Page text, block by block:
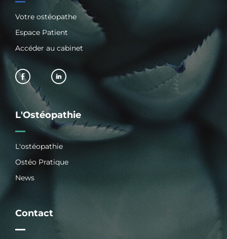
Votre ostéopathe
Espace Patient
Accéder au cabinet
L'Ostéopathie
L'ostéopathie
Ostéo Pratique
News
Contact